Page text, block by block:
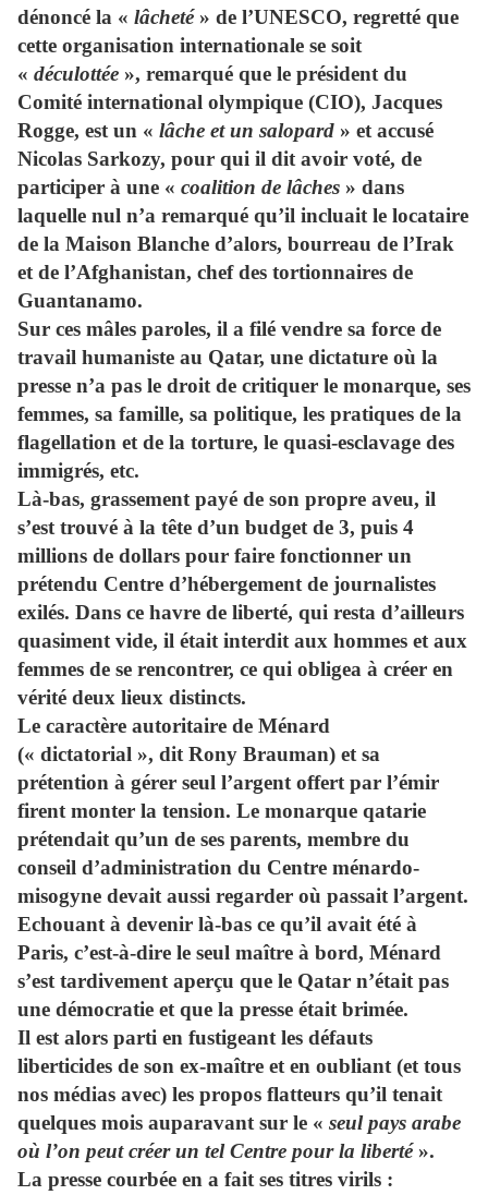
dénoncé la « lâcheté» de l’UNESCO, regretté que
cette organisation internationale se soit
« déculottée », remarqué que le président du
Comité international olympique (CIO), Jacques
Rogge, est un « lâche et un salopard » et accusé
Nicolas Sarkozy, pour qui il dit avoir voté, de
participer à une « coalition de lâches » dans
laquelle nul n’a remarqué qu’il incluait le locataire
de la Maison Blanche d’alors, bourreau de l’Irak
et de l’Afghanistan, chef des tortionnaires de
Guantanamo.
Sur ces mâles paroles, il a filé vendre sa force de
travail humaniste au Qatar, une dictature où la
presse n’a pas le droit de critiquer le monarque, ses
femmes, sa famille, sa politique, les pratiques de la
flagellation et de la torture, le quasi-esclavage des
immigrés, etc.
Là-bas, grassement payé de son propre aveu, il
s’est trouvé à la tête d’un budget de 3, puis 4
millions de dollars pour faire fonctionner un
prétendu Centre d’hébergement de journalistes
exilés. Dans ce havre de liberté, qui resta d’ailleurs
quasiment vide, il était interdit aux hommes et aux
femmes de se rencontrer, ce qui obligea à créer en
vérité deux lieux distincts.
Le caractère autoritaire de Ménard
(« dictatorial », dit Rony Brauman) et sa
prétention à gérer seul l’argent offert par l’émir
firent monter la tension. Le monarque qatarie
prétendait qu’un de ses parents, membre du
conseil d’administration du Centre ménardo-
misogyne devait aussi regarder où passait l’argent.
Echouant à devenir là-bas ce qu’il avait été à
Paris, c’est-à-dire le seul maître à bord, Ménard
s’est tardivement aperçu que le Qatar n’était pas
une démocratie et que la presse était brimée.
Il est alors parti en fustigeant les défauts
liberticides de son ex-maître et en oubliant (et tous
nos médias avec) les propos flatteurs qu’il tenait
quelques mois auparavant sur le « seul pays arabe
où l’on peut créer un tel Centre pour la liberté».
La presse courbée en a fait ses titres virils :